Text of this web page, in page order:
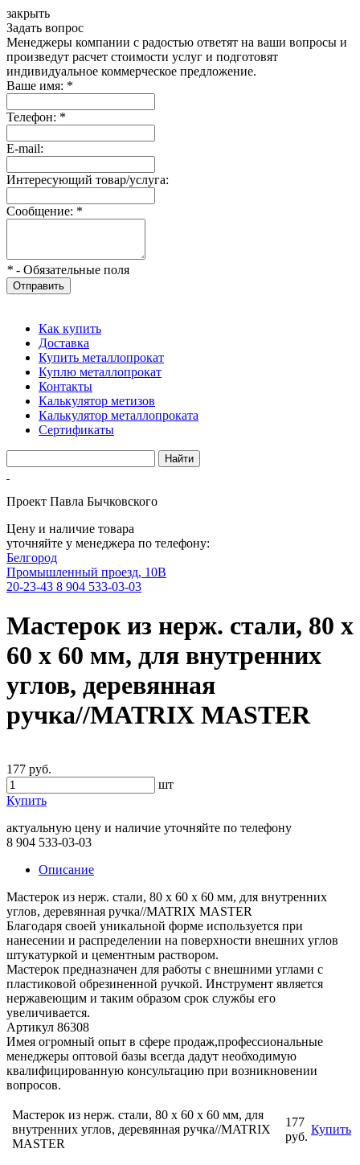
закрыть
Задать вопрос
Менеджеры компании с радостью ответят на ваши вопросы и
произведут расчет стоимости услуг и подготовят
индивидуальное коммерческое предложение.
Ваше имя: *
Телефон: *
E-mail:
Интересующий товар/услуга:
Сообщение: *
* - Обязательные поля
Отправить
Как купить
Доставка
Купить металлопрокат
Куплю металлопрокат
Контакты
Калькулятор метизов
Калькулятор металлопроката
Сертификаты
Проект Павла Бычковского
Цену и наличие товара
уточняйте у менеджера по телефону:
Белгород
Промышленный проезд, 10В
20-23-43 8 904 533-03-03
Мастерок из нерж. стали, 80 х
60 х 60 мм, для внутренних
углов, деревянная
ручка//MATRIX MASTER
177 руб.
шт
Купить
актуальную цену и наличие уточняйте по телефону
8 904 533-03-03
Описание
Мастерок из нерж. стали, 80 х 60 х 60 мм, для внутренних
углов, деревянная ручка//MATRIX MASTER
Благодаря своей уникальной форме используется при
нанесении и распределении на поверхности внешних углов
штукатуркой и цементным раствором.
Мастерок предназначен для работы с внешними углами с
пластиковой обрезиненной ручкой. Инструмент является
нержавеющим и таким образом срок службы его
увеличивается.
Артикул 86308
Имея огромный опыт в сфере продаж,профессиональные
менеджеры оптовой базы всегда дадут необходимую
квалифицированную консультацию при возникновении
вопросов.
Мастерок из нерж. стали, 80 х 60 х 60 мм, для
внутренних углов, деревянная ручка//MATRIX
MASTER
177
руб.
Купить